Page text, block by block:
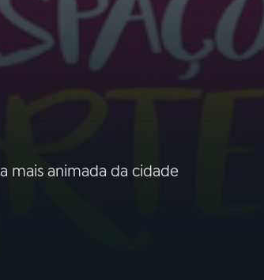
mais animada da cidade